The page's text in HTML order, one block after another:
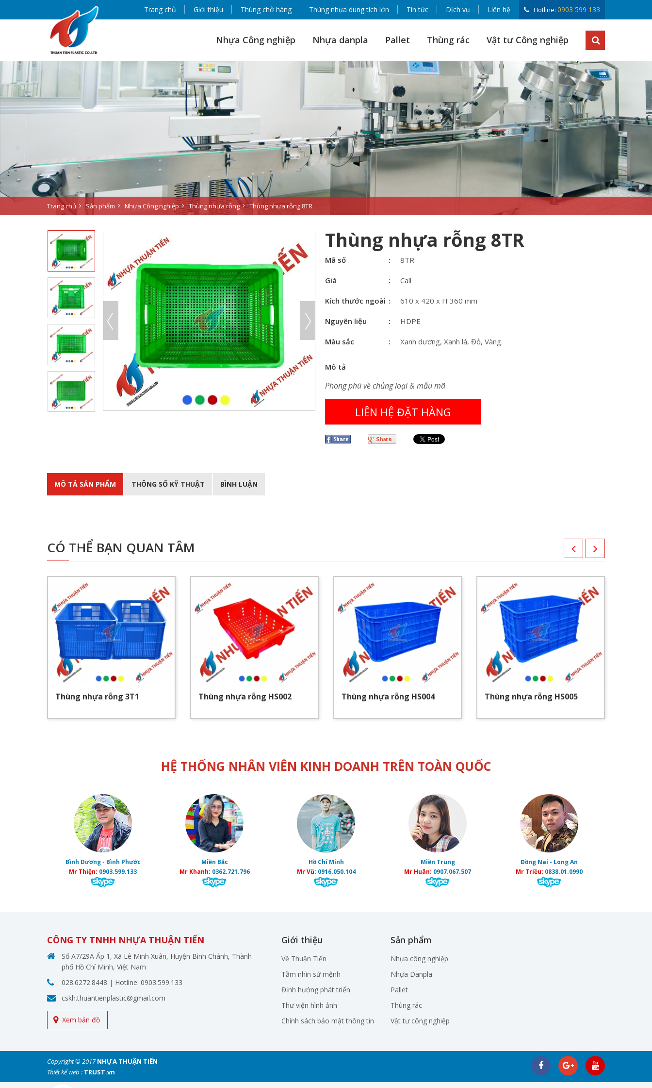
Hotline: 0903 599 133
Trang chủ Giới thiệu Thùng chở hàng Thùng nhựa dung tích lớn Tin tức Dịch vụ Liên hệ
Nhựa Công nghiệp Nhựa danpla Pallet Thùng rác Vật tư Công nghiệp
Trang chủ Sản phẩm Nhựa Công nghiệp Thùng nhựa rỗng Thùng nhựa rỗng 8TR
Thùng nhựa rỗng 8TR
Mã số 8TR
Giá Call
Kích thước ngoài 610 x 420 x H 360 mm
Nguyên liệu HDPE
Màu sắc Xanh dương, Xanh lá, Đỏ, Vàng
Mô tả
Phong phú về chủng loại & mẫu mã
LIÊN HỆ ĐẶT HÀNG
MÔ TẢ SẢN PHẨM THÔNG SỐ KỸ THUẬT BÌNH LUẬN
CÓ THỂ BẠN QUAN TÂM
Thùng nhựa rỗng 3T1 Thùng nhựa rỗng HS002 Thùng nhựa rỗng HS004 Thùng nhựa rỗng HS005
HỆ THỐNG NHÂN VIÊN KINH DOANH TRÊN TOÀN QUỐC
Bình Dương - Bình Phước
Mr Thiện: 0903.599.133
Miền Bắc
Mr Khanh: 0362.721.796
Hồ Chí Minh
Mr Vũ: 0916.050.104
Miền Trung
Mr Huân: 0907.067.507
Đồng Nai - Long An
Mr Triều: 0838.01.0990
CÔNG TY TNHH NHỰA THUẬN TIẾN
Số A7/29A Ấp 1, Xã Lê Minh Xuân, Huyện Bình Chánh, Thành
phố Hồ Chí Minh, Việt Nam
028.6272.8448 | Hotline: 0903.599.133
cskh.thuantienplastic@gmail.com
Xem bản đồ
Giới thiệu
Về Thuận Tiến
Tầm nhìn sứ mệnh
Định hướng phát triển
Thư viện hình ảnh
Chính sách bảo mật thông tin
Sản phẩm
Nhựa công nghiệp
Nhựa Danpla
Pallet
Thùng rác
Vật tư công nghiệp
Copyright © 2017NHỰA THUẬN TIẾN
Thiết kế web : TRUST.vn